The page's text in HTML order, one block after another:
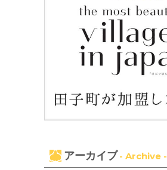
アーカイブ - Archive -